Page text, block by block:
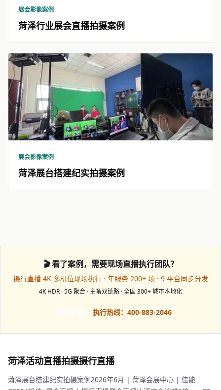
展会影像案例
菏泽行业展会直播拍摄案例
展会影像案例
菏泽展台搭建纪实拍摄案例
🎬 看了案例，需要现场直播执行团队？
摄行直播 4K 多机位现场执行 · 年服务 200+ 场 · 9 平台同步分发
4K HDR · 5G 聚合 · 主备双链路 · 全国 300+ 城市本地化
执行热线：400-883-2046
菏泽活动直播拍摄摄行直播
菏泽展台搭建纪实拍摄案例2026年6月 | 菏泽会展中心 | 佳能